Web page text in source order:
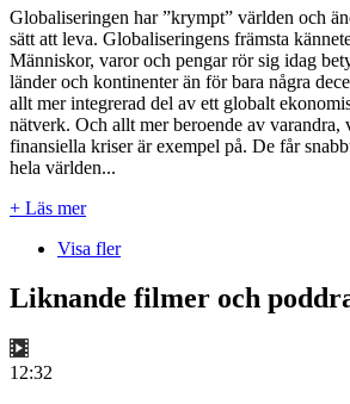
Globaliseringen har ”krympt” världen och
sätt att leva. Globaliseringens främsta
Människor, varor och pengar rör sig idag
länder och kontinenter än för bara några
allt mer integrerad del av ett globalt
nätverk. Och allt mer beroende av varandra,
finansiella kriser är exempel på. De får
hela världen...
+ Läs mer
Visa fler
Liknande filmer och
12:32